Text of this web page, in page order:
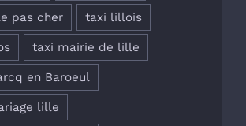
pas cher taxi lillois
taxi mairie de lille
en Baroeul
lille